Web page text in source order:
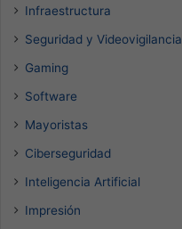
Infraestructura
Seguridad y Videovigilancia
Gaming
Software
Mayoristas
Ciberseguridad
Inteligencia Artificial
Impresión